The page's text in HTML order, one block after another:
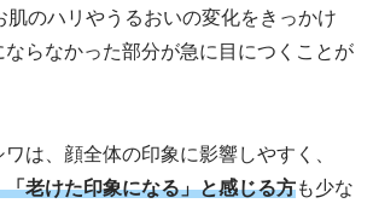
肌のハリやうるおいの変化をきっかけ
ならなかった部分が急に目につくことが
は、顔全体の印象に影響しやすく、
老けた印象になる」と感じる方も少な